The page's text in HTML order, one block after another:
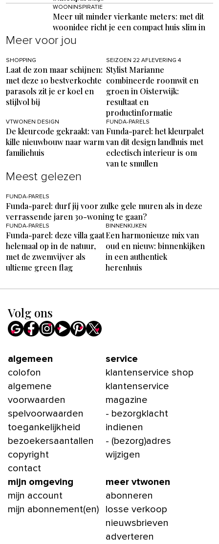
WOONINSPIRATIE
Meer uit minder vierkante meters: met dit
woonidee richt je een compact huis slim in
Meer voor jou
SHOPPING
Laat de zon maar schijnen:
met deze 10 bestverkochte
parasols zit je er koel en
stijlvol bij
SEIZOEN 22 AFLEVERING 4
Stylist Marianne
combineerde roomwit en
groen in Oisterwijk:
resultaat en
productinformatie
VTWONEN DESIGN
De kleurcode gekraakt: van
kille nieuwbouw naar warm
familiehuis
FUNDA-PARELS
Funda-parel: het kleurpalet
van dit design landhuis met
eclectisch interieur is om
van te smullen
Meest gelezen
FUNDA-PARELS
Funda-parel: durf jij voor zulke gele muren als in deze
verrassende jaren 30-woning te gaan?
FUNDA-PARELS
Funda-parel: deze villa gaat
helemaal op in de natuur,
met de zwemvijver als
ultieme green flag
BINNENKIJKEN
Een harmonieuze mix van
oud en nieuw: binnenkijken
in een authentiek
herenhuis
Volg ons
algemeen
colofon
algemene
voorwaarden
spelvoorwaarden
toegankelijkheid
bezoekersaantallen
copyright
contact
service
klantenservice shop
klantenservice
magazine
- bezorgklacht
indienen
- (bezorg)adres
wijzigen
mijn omgeving
mijn account
mijn abonnement(en)
meer vtwonen
abonneren
losse verkoop
nieuwsbrieven
adverteren